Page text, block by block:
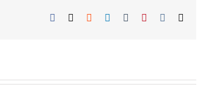
Facebook Reddit LinkedIn
TumblrPinterest